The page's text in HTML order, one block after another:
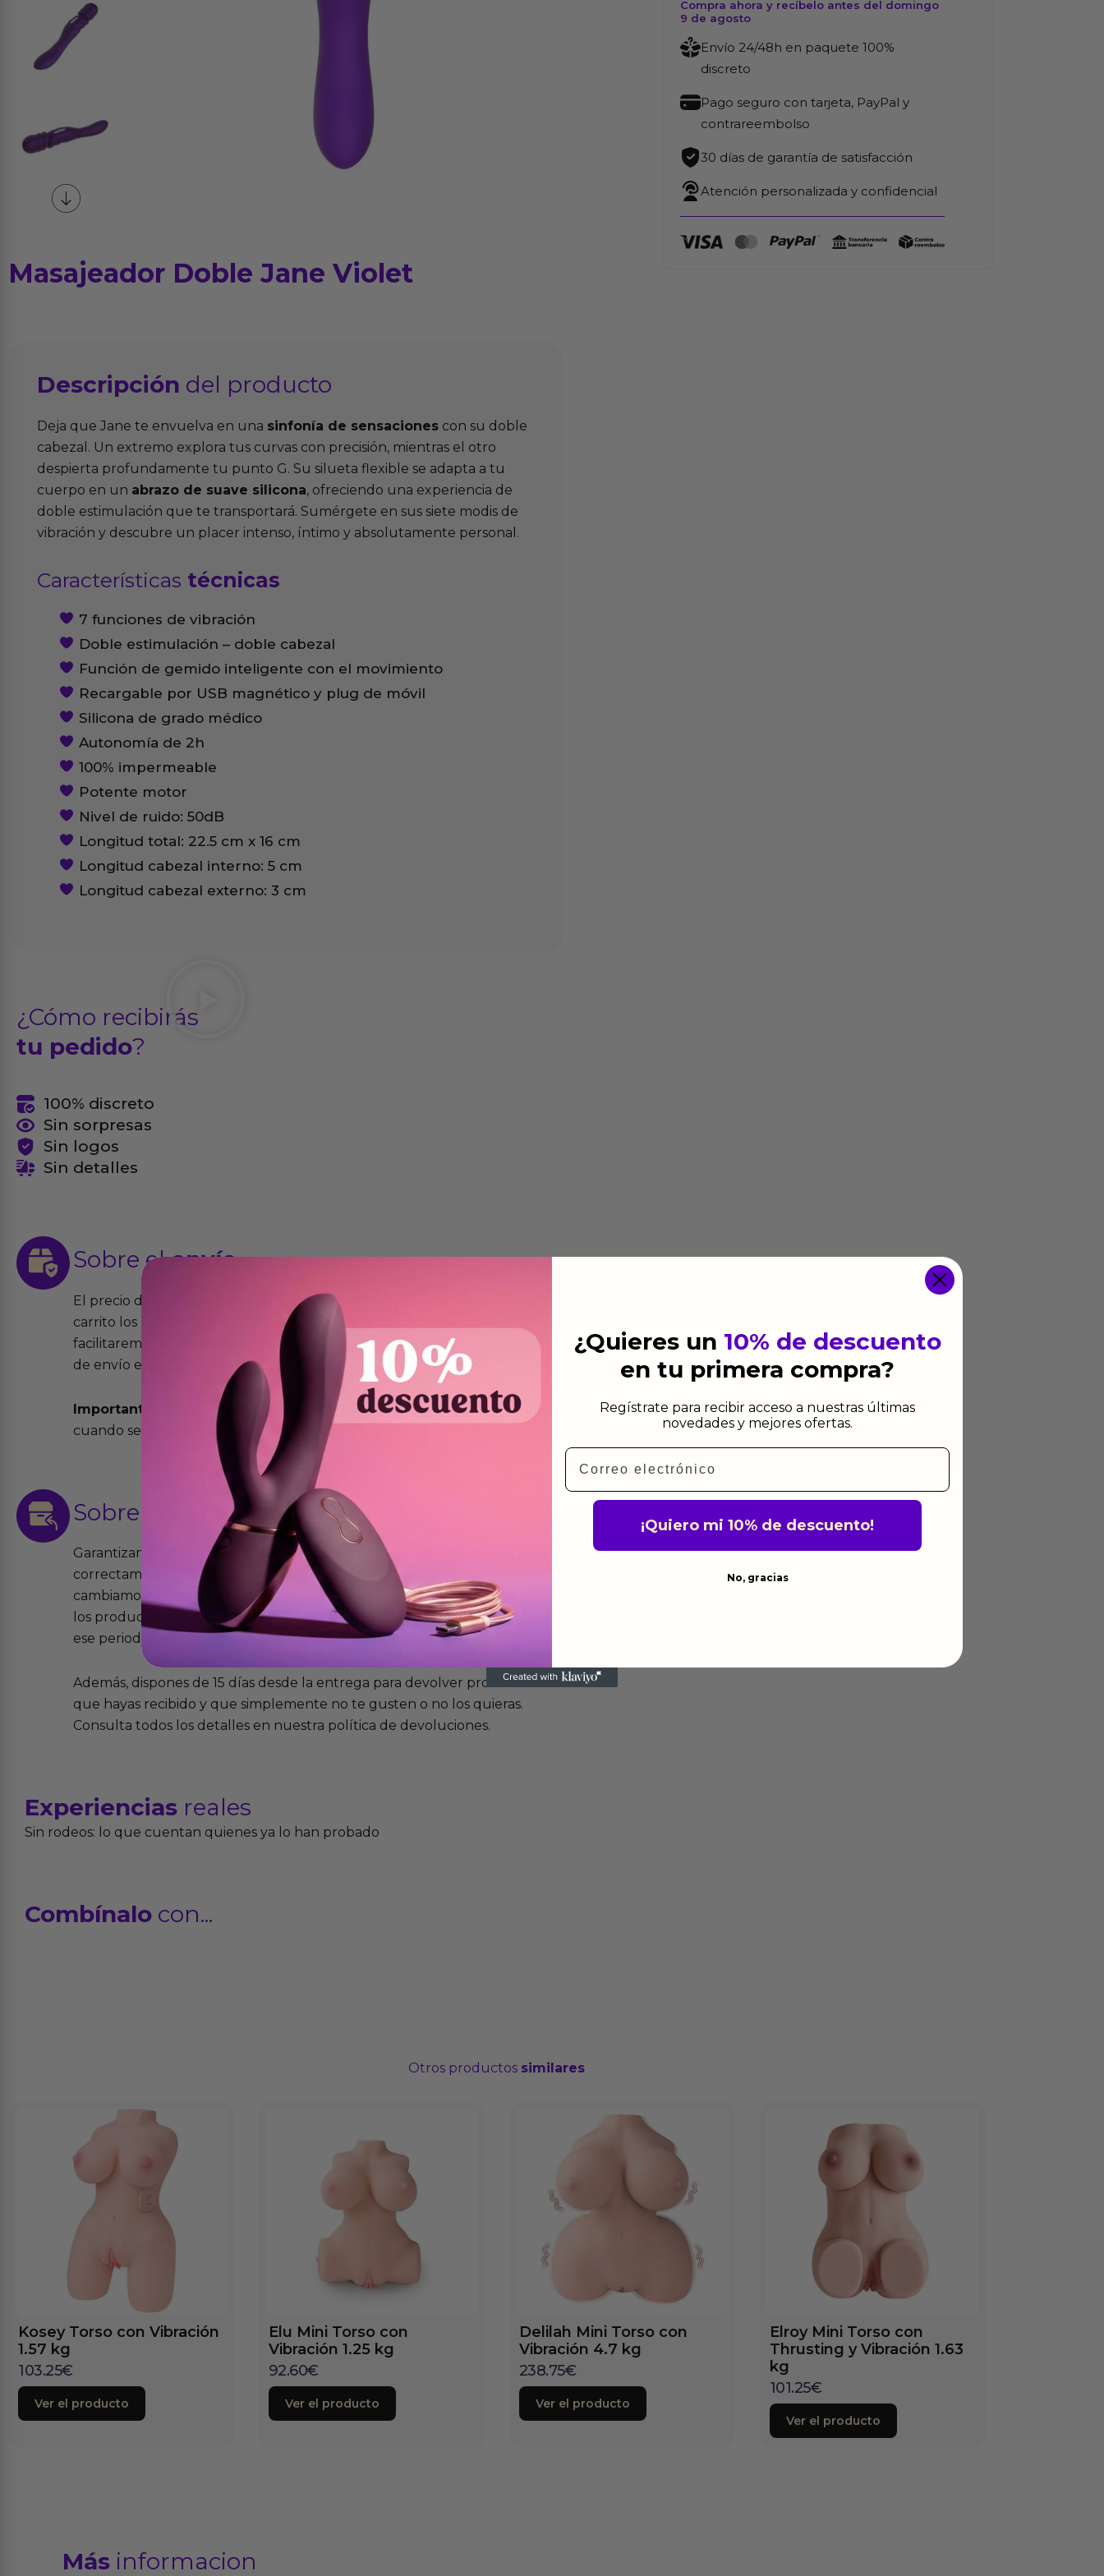
Masajeador Doble Jane Violet
Descripción del producto
Deja que Jane te envuelva en una sinfonía de sensaciones con su doble
cabezal. Un extremo explora tus curvas con precisión, mientras el otro
despierta profundamente tu punto G. Su silueta flexible se adapta a tu
cuerpo en un abrazo de suave silicona, ofreciendo una experiencia de
doble estimulación que te transportará. Sumérgete en sus siete modis de
vibración y descubre un placer intenso, íntimo y absolutamente personal.
Características técnicas
7 funciones de vibración
Doble estimulación – doble cabezal
Función de gemido inteligente con el movimiento
Recargable por USB magnético y plug de móvil
Silicona de grado médico
Autonomía de 2h
100% impermeable
Potente motor
Nivel de ruido: 50dB
Longitud total: 22.5 cm x 16 cm
Longitud cabezal interno: 5 cm
Longitud cabezal externo: 3 cm
¿Cómo recibirás
tu pedido?
100% discreto
Sin sorpresas
Sin logos
Sin detalles
Sobre elenvío
El precio del transporte se calcula de forma automática añadiendo al
carrito los productos que desees comprar y la dirección de envio. Te
facilitaremos el precio exacto del transporte dependiendo de la agencia
de envío elegida y el modo.
Importante:
Todos los pedidos son expedidos el mismo dia siempre y
cuando se cursen antes de las 13:00 horas y en días laborables.
Sobre las devoluciones
Garantizamos que los productos que vendemos funcionan
correctamente y que si tienen algún defecto de fabricación te lo
cambiamos sin costo alguno. La ley de 2 años de garantía significa que
los productos tienen garantía contra defectos de fabricación durante
ese periodo pero no por mal uso o uso indebido.
Además, dispones de 15 días desde la entrega para devolver productos
que hayas recibido y que simplemente no te gusten o no los quieras.
Consulta todos los detalles en nuestra política de devoluciones.
Experiencias reales
Sin rodeos: lo que cuentan quienes ya lo han probado
Combínalo con...
Compra ahora y recíbelo antes del domingo
9 de agosto
Envío 24/48h en paquete 100%
discreto
Pago seguro con tarjeta, PayPal y
contrareembolso
30 días de garantía de satisfacción
Atención personalizada y confidencial
Otros productos similares
Kosey Torso con Vibración
1.57 kg
103.25€
Ver el producto
Elu Mini Torso con
Vibración 1.25 kg
92.60€
Ver el producto
Delilah Mini Torso con
Vibración 4.7 kg
238.75€
Ver el producto
Elroy Mini Torso con
Thrusting y Vibración 1.63
kg
101.25€
Ver el producto
Más informacion
¿Quieres un 10% de descuento
en tu primera compra?
Regístrate para recibir acceso a nuestras últimas
novedades y mejores ofertas.
Email
¡Quiero mi 10% de descuento!
No, gracias